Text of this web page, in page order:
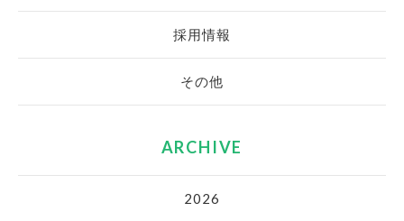
採用情報
その他
ARCHIVE
2026